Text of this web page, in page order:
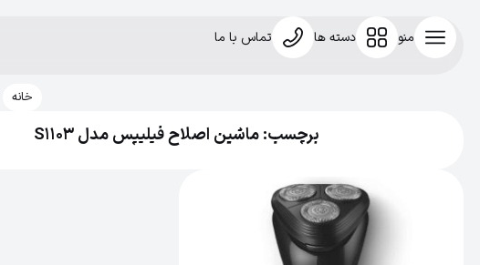
منو دسته ها تماس با ما
خانه
برچسب: ماشین اصلاح فیلیپس مدل S1103